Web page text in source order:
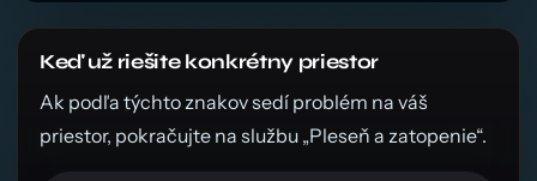
Keď už riešite konkrétny priestor
Ak podľa týchto znakov sedí problém na váš
priestor, pokračujte na službu „Pleseň a zatopenie“.